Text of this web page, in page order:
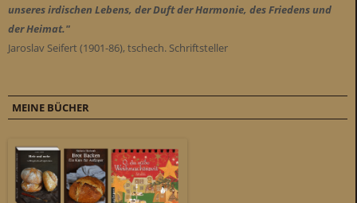
unseres irdischen Lebens, der Duft der Harmonie, des Friedens und
der Heimat."
Jaroslav Seifert (1901-86), tschech. Schriftsteller
MEINE BÜCHER